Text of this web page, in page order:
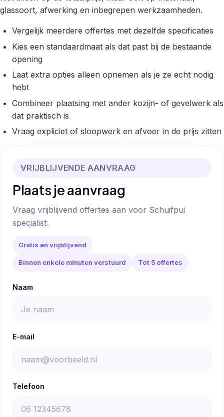
glassoort, afwerking en inbegrepen werkzaamheden.
Vergelijk meerdere offertes met dezelfde specificaties
Kies een standaardmaat als dat past bij de bestaande
opening
Laat extra opties alleen opnemen als je ze echt nodig
hebt
Combineer plaatsing met ander kozijn- of gevelwerk als
dat praktisch is
Vraag expliciet of sloopwerk en afvoer in de prijs zitten
VRIJBLIJVENDE AANVRAAG
Plaats je aanvraag
Vraag vrijblijvend offertes aan voor Schuifpui
specialist.
Gratis en vrijblijvend
Binnen enkele minuten verstuurd Tot 5 offertes
Naam
E-mail
Telefoon